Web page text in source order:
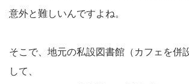
意外と難しいんですよね。
そこで、地元の私設図書館（カフェを併
して、